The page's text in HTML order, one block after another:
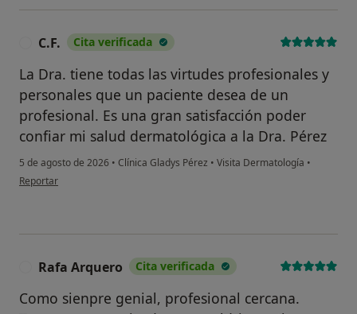
C.F. Cita verificada
La Dra. tiene todas las virtudes profesionales y
personales que un paciente desea de un
profesional. Es una gran satisfacción poder
confiar mi salud dermatológica a la Dra. Pérez
5 de agosto de 2026 • Clínica Gladys Pérez • Visita Dermatología •
en opinión del usuario C.F.
Reportar
Rafa Arquero Cita verificada
Como sienpre genial, profesional cercana.